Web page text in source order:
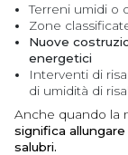
Terreni umidi o
Zone
Nuove
energetici
Interventi di
di umidità di
Anche quando la
significa
salubri.